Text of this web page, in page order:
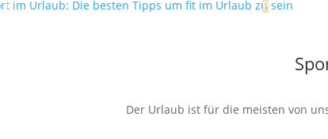
Der Urlaub ist für die meisten von